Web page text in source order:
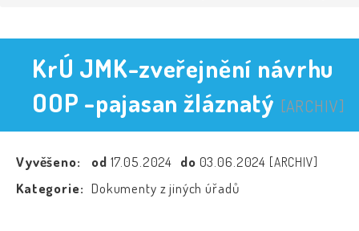
KrÚ JMK-zveřejnění návrhu
OOP -pajasan žláznatý [ARCHIV]
Vyvěšeno: od 17.05.2024 do 03.06.2024 [ARCHIV]
Kategorie: Dokumenty z jiných úřadů